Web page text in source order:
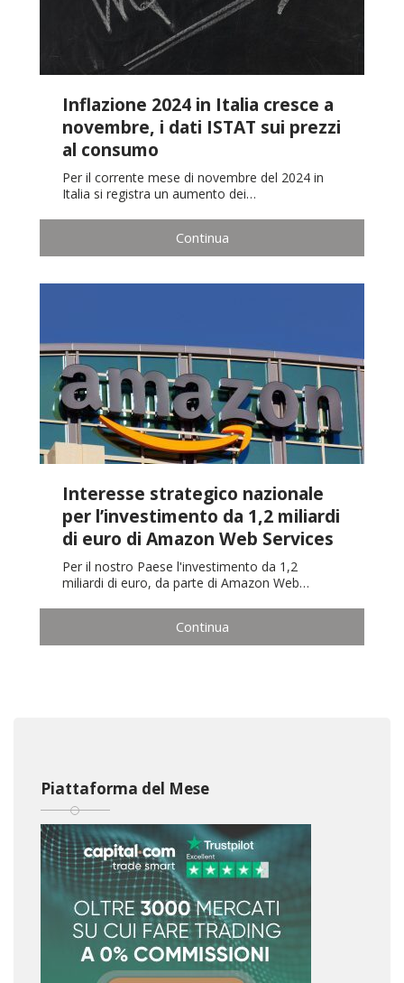
Inflazione 2024 in Italia cresce a
novembre, i dati ISTAT sui prezzi
al consumo
Per il corrente mese di novembre del 2024 in
Italia si registra un aumento dei…
Continua
Interesse strategico nazionale
per l’investimento da 1,2 miliardi
di euro di Amazon Web Services
Per il nostro Paese l'investimento da 1,2
miliardi di euro, da parte di Amazon Web…
Continua
Piattaforma del Mese